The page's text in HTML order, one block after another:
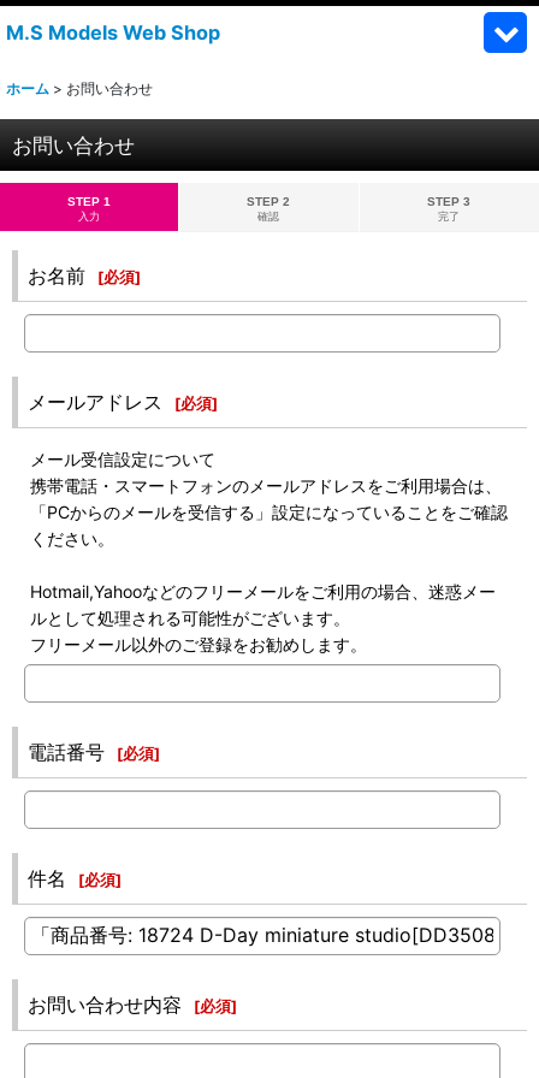
M.S Models Web Shop
ホーム > お問い合わせ
お問い合わせ
STEP 1
入力
STEP 2
確認
STEP 3
完了
お名前 [必須]
メールアドレス [必須]
メール受信設定について
携帯電話・スマートフォンのメールアドレスをご利用場合は、
「PCからのメールを受信する」設定になっていることをご確認
ください。
Hotmail,Yahooなどのフリーメールをご利用の場合、迷惑メー
ルとして処理される可能性がございます。
フリーメール以外のご登録をお勧めします。
電話番号 [必須]
件名 [必須]
お問い合わせ内容 [必須]